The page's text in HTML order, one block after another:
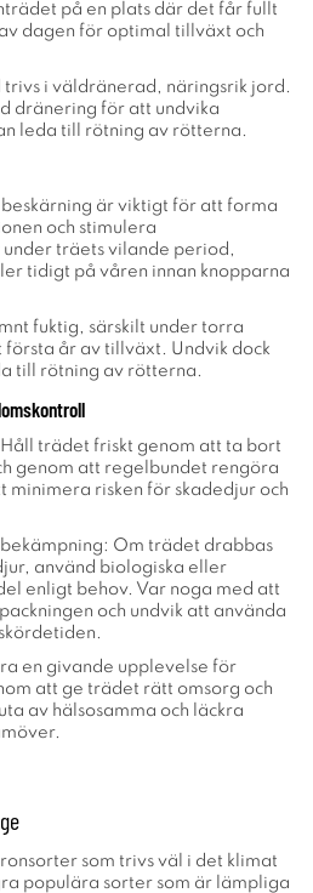
på en plats där det får fullt
dagen för optimal tillväxt och
i väldränerad, näringsrik jord.
dränering för att undvika
leda till rötning av rötterna.
beskärning är viktigt för att forma
och stimulera
träets vilande period,
tidigt på våren innan knopparna
fuktig, särskilt under torra
år av tillväxt. Undvik dock
till rötning av rötterna.
trädet friskt genom att ta bort
genom att regelbundet rengöra
risken för skadedjur och
Om trädet drabbas
använd biologiska eller
enligt behov. Var noga med att
och undvik att använda
en givande upplevelse för
att ge trädet rätt omsorg och
av hälsosamma och läckra
som trivs väl i det klimat
populära sorter som är lämpliga